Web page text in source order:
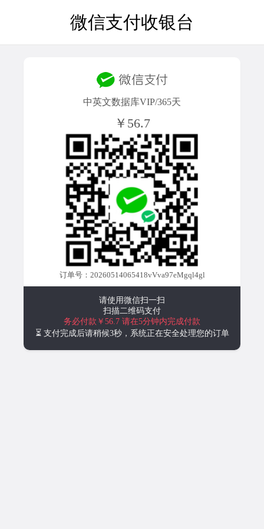
微信支付收银台
中英文数据库VIP/365天
￥56.7
订单号：20260514065418vVva97eMgql4gl
请使用微信扫一扫
扫描二维码支付
务必付款￥56.7 请在5分钟内完成付款
⏳ 支付完成后请稍候3秒，系统正在安全处理您的订单